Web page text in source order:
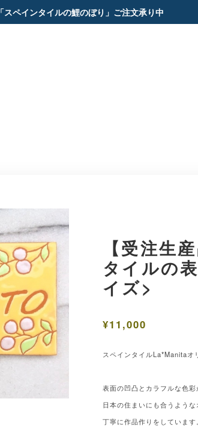
「スペインタイルの鯉のぼり」ご注文承り中
【受注生
タイルの
イズ>
¥11,000
スペインタイルLa*Manitaオ
表面の凹凸とカラフルな色彩
日本の住まいにも合うよう
丁寧に作品作りをしていま